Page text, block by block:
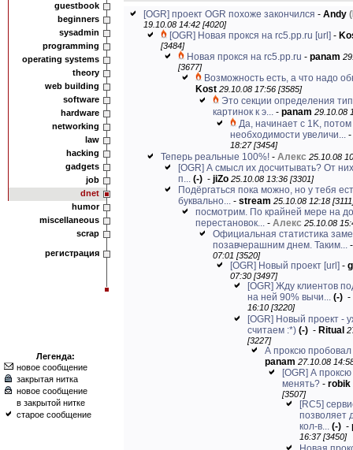
guestbook
beginners
sysadmin
programming
operating systems
theory
web building
software
hardware
networking
law
hacking
gadgets
job
dnet
humor
miscellaneous
scrap
регистрация
Легенда:
новое сообщение
закрытая нитка
новое сообщение
в закрытой нитке
старое сообщение
[OGR] проект OGR похоже закончился - Andy (
19.10.08 14:42 [4020]
[OGR] Новая прокся на rc5.pp.ru [url] -
[3484]
Новая прокся на rc5.pp.ru - panam
[3677]
Возможность есть, а что надо
Kost 29.10.08 17:56 [3585]
Это секции определения
картинок к э... - panam 29.10.08
Да, начинает с 1K,
необходимости увеличи... -
18:27 [3454]
Теперь реальные 100%! - Алекс 25.10.08
[OGR] А смысл их досчитывать? От
п... (-) - jiZo 25.10.08 13:36 [3301]
Подёргаться пока можно, но у тебя
буквально... - stream 25.10.08 12:18
посмотрим. По крайней мере на
перестановок... - Алекс 25.10.08
Официальная статистика
позавчерашним днем. Таким...
07:01 [3520]
[OGR] Новый проект [url] -
07:30 [3497]
[OGR] Жду клиентов
на ней 90% вычи... (-) -
16:10 [3220]
[OGR] Новый проект -
считаем :*) (-) - Ritual
[3227]
А проксю
panam 27.10.08
[OGR] А
менять? - robik
[3507]
[RC5]
позволяет
кол-в... (-) -
16:37 [3450]